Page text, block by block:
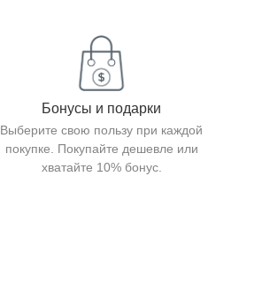
Бонусы и подарки
Выберите свою пользу при каждой
покупке. Покупайте дешевле или
хватайте 10% бонус.